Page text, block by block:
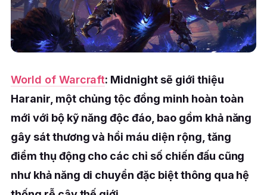
World of Warcraft: Midnight sẽ giới thiệu
Haranir, một chủng tộc đồng minh hoàn toàn
mới với bộ kỹ năng độc đáo, bao gồm khả năng
gây sát thương và hồi máu diện rộng, tăng
điểm thụ động cho các chỉ số chiến đấu cũng
như khả năng di chuyển đặc biệt thông qua hệ